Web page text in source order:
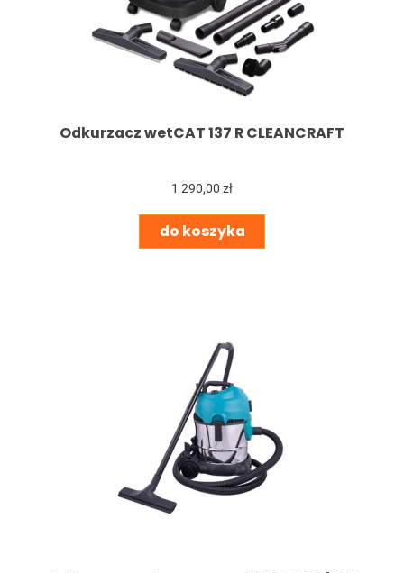
Odkurzacz wetCAT 137 R CLEANCRAFT
1 290,00 zł
do koszyka